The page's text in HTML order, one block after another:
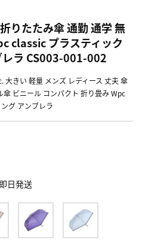
りたたみ傘 通勤 通学 無
classic プラスティック
レラ CS003-001-002
大きい 軽量 メンズ レディース 丈夫 傘
ビニール コンパクト 折り畳み Wpc
グ アンブレラ
日発送